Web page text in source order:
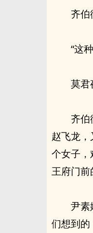
齐伯
“这
莫君
齐伯
赵飞龙
个女子
王府门前
尹素
们想到的